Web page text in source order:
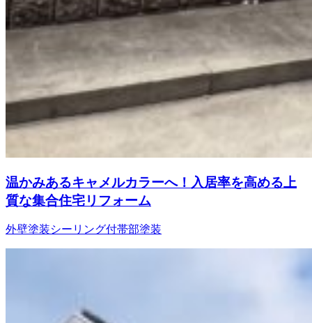
温かみあるキャメルカラーへ！入居率を高める上
質な集合住宅リフォーム
外壁塗装シーリング付帯部塗装